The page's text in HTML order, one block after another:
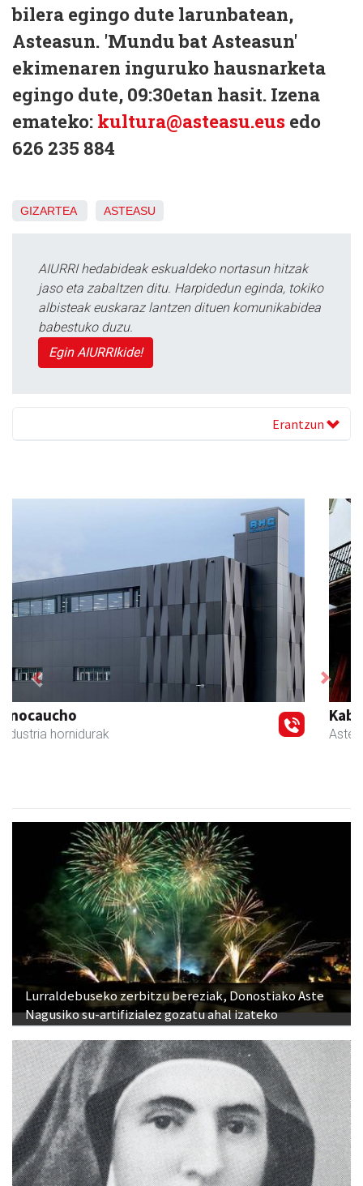
bilera egingo dute larunbatean,
Asteasun. 'Mundu bat Asteasun'
ekimenaren inguruko hausnarketa
egingo dute, 09:30etan hasit. Izena
emateko: kultura@asteasu.eus edo
626 235 884
GIZARTEA ASTEASU
AIURRI hedabideak eskualdeko nortasun hitzak
jaso eta zabaltzen ditu. Harpidedun eginda, tokiko
albisteak euskaraz lantzen dituen komunikabidea
babestuko duzu.
Egin AIURRIkide!
Erantzun
Kabela
Asteasu - Gozotegiak
Previous Next
Lurraldebuseko zerbitzu bereziak, Donostiako Aste
Nagusiko su-artifizialez gozatu ahal izateko